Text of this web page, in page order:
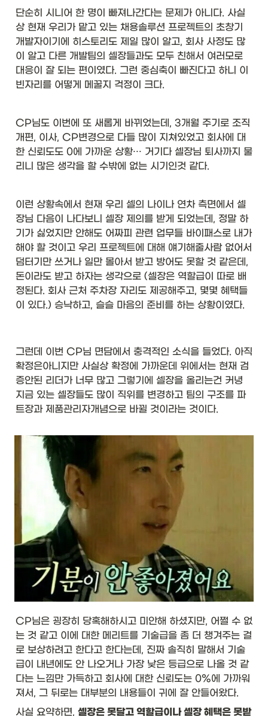
단순히 시니어 한 명이 빠져나간다는 문제가 아니다. 사실
상 현재 우리가 맡고 있는 채용솔루션 프로젝트의 초창기
개발자이기에 히스토리도 제일 많이 알고, 회사 사정도 많
이 알고 다른 개발팀의 셀장들과도 모두 친해서 여러모로
대응이 잘 되는 편이였다. 그런 중심축이 빠진다고 하니 이
빈자리를 어떻게 메꿀지 걱정이 크다.
CP님도 이번에 또 새롭게 바뀌었는데, 3개월 주기로 조직
개편, 이사, CP변경으로 다들 많이 지쳐있었고 회사에 대
한 신뢰도도 0에 가까운 상황… 거기다 셀장님 퇴사까지 물
리니 많은 생각을 할 수밖에 없는 시기인것 같다.
이런 상황속에서 현재 우리 셀의 나이나 연차 측면에서 셀
장님 다음이 나다보니 셀장 제의를 받게 되었는데, 정말 하
기가 싫었지만 안해도 어짜피 관련 업무들 바이패스로 내가
해야 할 것이고 우리 프로젝트에 대해 얘기해줄사람 없어서
덤터기만 쓰거나 일만 몰아서 받고 방어도 못할 것 같은데,
돈이라도 받고 하자는 생각으로 (셀장은 역할급이 따로 배
정된다. 회사 근처 주차장 자리도 제공해주고, 몇몇 혜택들
이 있다.) 승낙하고, 슬슬 마음의 준비를 하는 상황이였다.
그런데 이번 CP님 면담에서 충격적인 소식을 들었다. 아직
확정은아니지만 사실상 확정에 가까운데 위에서는 현재 검
증안된 리더가 너무 많고 그렇기에 셀장을 올리는건 커녕
지금 있는 셀장들도 많이 직위를 변경하고 팀의 구조를 파
트장과 제품관리자개념으로 바뀔 것이라는 것이다.
CP님은 굉장히 당혹해하시고 미안해 하셨지만, 어쩔 수 없
는 것 같고 이에 대한 메리트를 기술급을 좀 더 챙겨주는 걸
로 보상하려고 한다고 한다는데, 진짜 솔직히 말해서 기술
급이 내년에도 안 나오거나 가장 낮은 등급으로 나올 것 같
다는 느낌만 가득하고 회사에 대한 신뢰도는 0%에 가까워
져서, 그 뒤로는 대부분의 내용들이 귀에 잘 안들어왔다.
사실 요약하면, 셀장은 못달고 역할급이나 셀장 혜택은 못받